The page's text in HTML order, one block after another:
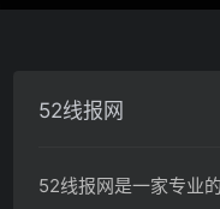
52线报网
52线报网是一家专业